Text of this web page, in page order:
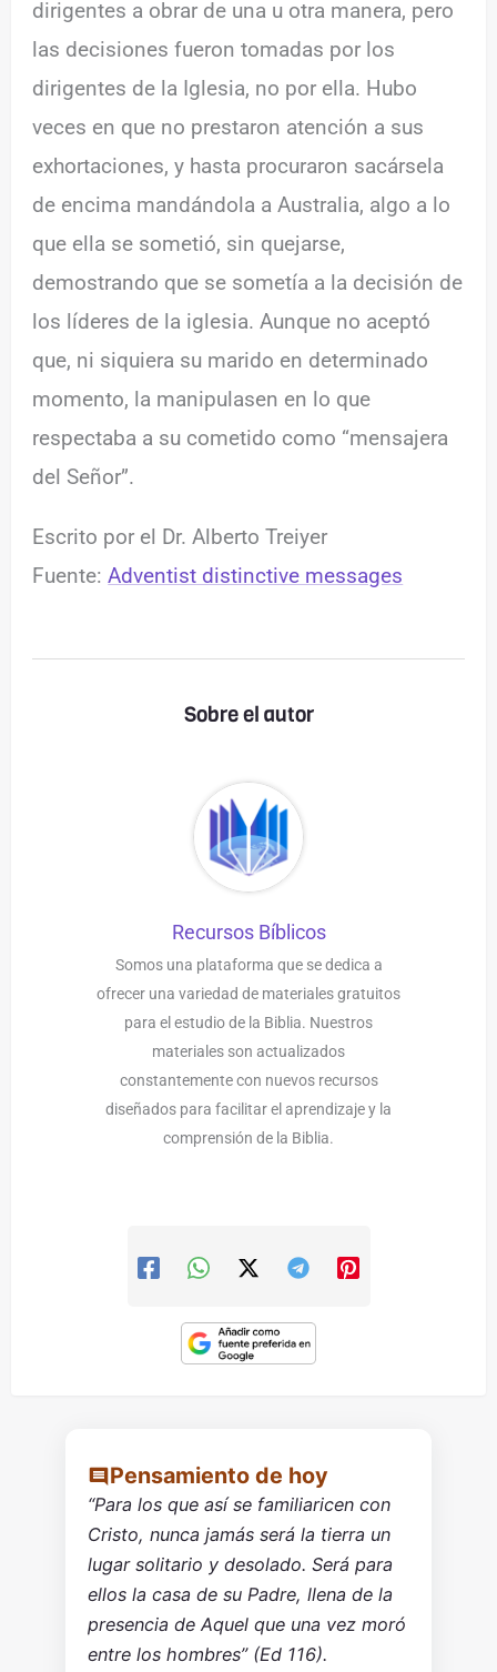
dirigentes a obrar de una u otra manera, pero
las decisiones fueron tomadas por los
dirigentes de la Iglesia, no por ella. Hubo
veces en que no prestaron atención a sus
exhortaciones, y hasta procuraron sacársela
de encima mandándola a Australia, algo a lo
que ella se sometió, sin quejarse,
demostrando que se sometía a la decisión de
los líderes de la iglesia. Aunque no aceptó
que, ni siquiera su marido en determinado
momento, la manipulasen en lo que
respectaba a su cometido como “mensajera
del Señor”.
Escrito por el Dr. Alberto Treiyer
Fuente:Adventist distinctive messages
Sobre el autor
Recursos Bíblicos
Somos una plataforma que se dedica a
ofrecer una variedad de materiales gratuitos
para el estudio de la Biblia. Nuestros
materiales son actualizados
constantemente con nuevos recursos
diseñados para facilitar el aprendizaje y la
comprensión de la Biblia.
Pensamiento de hoy
“Para los que así se familiaricen con
Cristo, nunca jamás será la tierra un
lugar solitario y desolado. Será para
ellos la casa de su Padre, llena de la
presencia de Aquel que una vez moró
entre los hombres” (Ed 116).